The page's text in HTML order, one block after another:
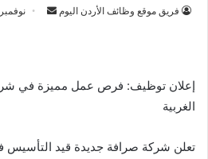
فريق موقع وظائف الأردن اليوم
أرسل نوفمبر 8, 2024
إعلان توظيف: فرص عمل مميزة في
الغربية
تعلن شركة صرافة جديدة قيد التأسيس